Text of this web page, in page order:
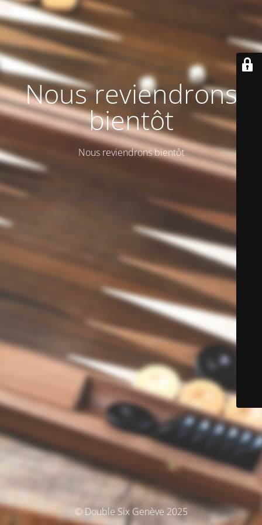
Nous reviendrons
bientôt
Nous reviendrons bientôt
© Double Six Genève 2025